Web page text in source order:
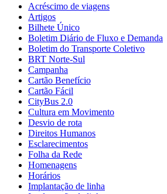
Acréscimo de viagens
Artigos
Bilhete Único
Boletim Diário de Fluxo e Demanda
Boletim do Transporte Coletivo
BRT Norte-Sul
Campanha
Cartão Benefício
Cartão Fácil
CityBus 2.0
Cultura em Movimento
Desvio de rota
Direitos Humanos
Esclarecimentos
Folha da Rede
Homenagens
Horários
Implantação de linha